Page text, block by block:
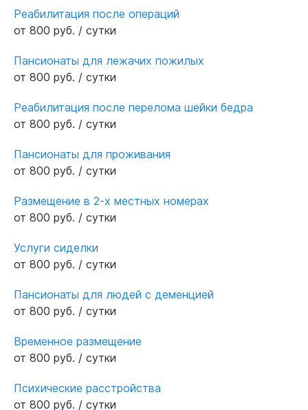
Реабилитация после операций
от 800 руб. / сутки
Пансионаты для лежачих пожилых
от 800 руб. / сутки
Реабилитация после перелома шейки бедра
от 800 руб. / сутки
Пансионаты для проживания
от 800 руб. / сутки
Размещение в 2-х местных номерах
от 800 руб. / сутки
Услуги сиделки
от 800 руб. / сутки
Пансионаты для людей с деменцией
от 800 руб. / сутки
Временное размещение
от 800 руб. / сутки
Психические расстройства
от 800 руб. / сутки